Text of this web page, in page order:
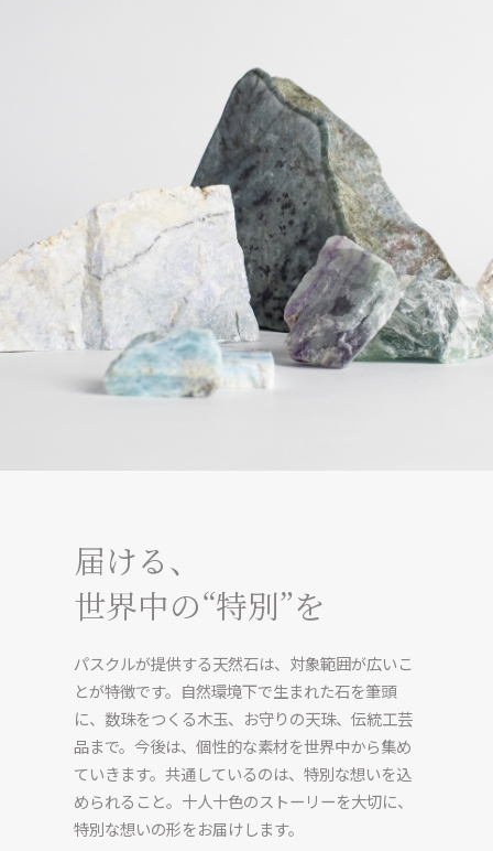
届ける、
世界中の“特別”を
パスクルが提供する天然石は、対象範囲が広いこ
とが特徴です。自然環境下で生まれた石を筆頭
に、数珠をつくる木玉、お守りの天珠、伝統工芸
品まで。今後は、個性的な素材を世界中から集め
ていきます。共通しているのは、特別な想いを込
められること。十人十色のストーリーを大切に、
特別な想いの形をお届けします。